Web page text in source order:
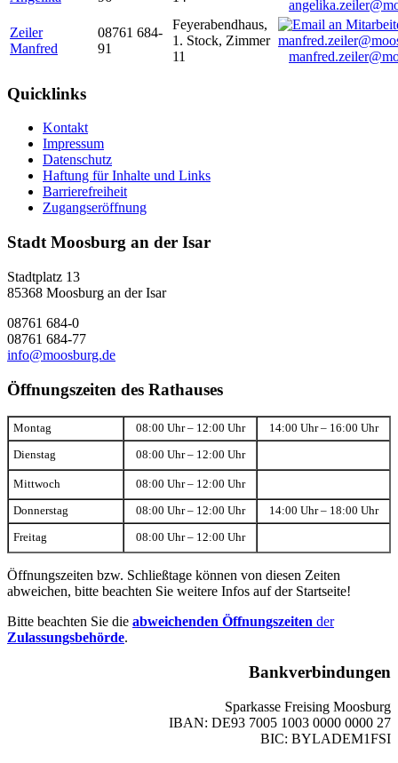
Zeiler
Manfred
08761 684-
91
Feyerabendhaus,
1. Stock, Zimmer
11
Quicklinks
Kontakt
Impressum
Datenschutz
Haftung für Inhalte und Links
Barrierefreiheit
Zugangseröffnung
Stadt Moosburg an der Isar
Stadtplatz 13
85368 Moosburg an der Isar
08761 684-0
08761 684-77
info@moosburg.de
Öffnungszeiten des Rathauses
Montag 08:00 Uhr – 12:00 Uhr 14:00 Uhr – 16:00 Uhr
Dienstag 08:00 Uhr – 12:00 Uhr
Mittwoch 08:00 Uhr – 12:00 Uhr
Donnerstag 08:00 Uhr – 12:00 Uhr 14:00 Uhr – 18:00 Uhr
Freitag 08:00 Uhr – 12:00 Uhr
Öffnungszeiten bzw. Schließtage können von diesen Zeiten
abweichen, bitte beachten Sie weitere Infos auf der Startseite!
Bitte beachten Sie die abweichenden Öffnungszeiten der
Zulassungsbehörde.
Bankverbindungen
Sparkasse Freising Moosburg
IBAN: DE93 7005 1003 0000 0000 27
BIC: BYLADEM1FSI